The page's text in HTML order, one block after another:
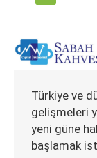
Türkiye ve
gelişmeleri
yeni güne
başlamak